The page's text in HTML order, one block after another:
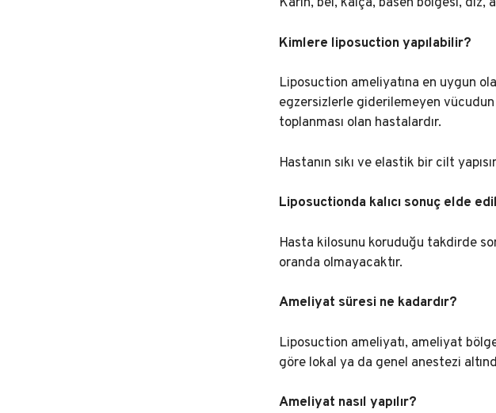
Karın, bel, kalça, basen bölgesi, diz,
Kimlere liposuction yapılabilir?
Liposuction ameliyatına en uygun
egzersizlerle giderilemeyen
toplanması olan hastalardır.
Hastanın sıkı ve elastik bir cilt
Liposuctionda kalıcı sonuç elde
Hasta kilosunu koruduğu takdirde
oranda olmayacaktır.
Ameliyat süresi ne kadardır?
Liposuction ameliyatı, ameliyat
göre lokal ya da genel anestezi
Ameliyat nasıl yapılır?